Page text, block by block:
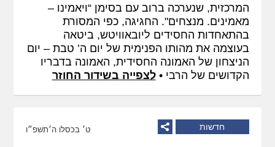
המרכזית, שנערכה ברוב עם בסימן “ויאמינו –
מאמינים. מנצחים". החגיגה, כפי המסורת
בהתאחדות החסידים ליובאוויטש, ביטאה
בעוצמה את מהותו הפנימית של יום ה’ טבת – יום
הניצחון של האמונה החסידית, האמונה בדבריו
הקדושים של הרבי •לצפייה בשידור החוזר
חדשות ט׳ בכסלו ה׳תשפ״ו